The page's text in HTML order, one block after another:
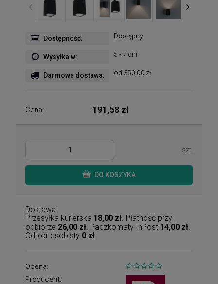
Dostępność: Dostępny
Wysyłka w: 5 - 7 dni
Darmowa dostawa: od 350,00 zł
Cena: 191,58 zł
szt.
DO KOSZYKA
Dostawa:
Przesyłka kurierska 18,00 zł . Płatność przy
odbiorze 26,00 zł . Paczkomaty InPost 14,00 zł
Odbiór osobisty 0 zł
Ocena:
Producent: